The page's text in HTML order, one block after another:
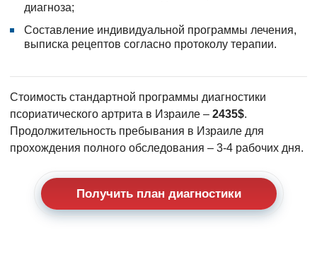
диагноза;
Составление индивидуальной программы лечения,
выписка рецептов согласно протоколу терапии.
Стоимость стандартной программы диагностики
псориатического артрита в Израиле –2435$.
Продолжительность пребывания в Израиле для
прохождения полного обследования – 3-4 рабочих дня.
Получить план диагностики